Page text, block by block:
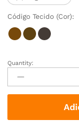
Código Tecido (Cor):
Quantity: